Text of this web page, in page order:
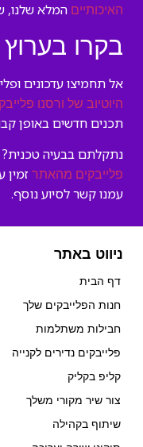
האיכותיים המלא שלנו,
בקרו בערוץ
אל תחמיצו עדכונים
היוטיוב של ורסנו
תכנים חדשים באופן
נתקלתם בבעיה
פלייבקים מהאתר זמין
עמנו קשר לסיוע נוסף.
ניווט באתר
דף הבית
חנות הפלייבקים שלך
חבילות משתלמות
פלייבקים נדירים לקנייה
קליפ בקליק
צור שיר מקורי משלך
שיתוף בקהילה